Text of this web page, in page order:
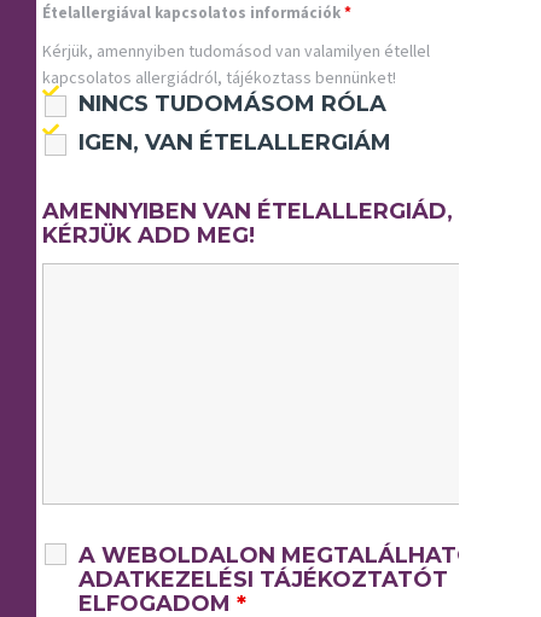
Ételallergiával kapcsolatos információk*
NINCS TUDOMÁSOM RÓLA
IGEN, VAN ÉTELALLERGIÁM
Kérjük, amennyiben tudomásod van valamilyen étellel
kapcsolatos allergiádról, tájékoztass bennünket!
AMENNYIBEN VAN ÉTELALLERGIÁD,
KÉRJÜK ADD MEG!
A WEBOLDALON MEGTALÁLHATÓ
ADATKEZELÉSI TÁJÉKOZTATÓT
ELFOGADOM*